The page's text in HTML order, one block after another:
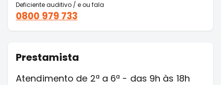
Deficiente auditivo / e ou fala
0800 979 733
Prestamista
Atendimento de 2ª a 6ª - das 9h às 18h